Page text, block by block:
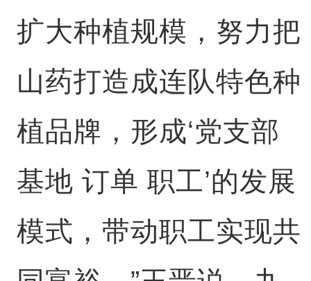
扩大种植规模，努力把
山药打造成连队特色种
植品牌，形成‘党支部
基地 订单 职工’的发展
模式，带动职工实现共